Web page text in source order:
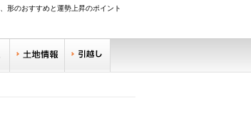
形のおすすめと運勢上昇のポイント
ーチ